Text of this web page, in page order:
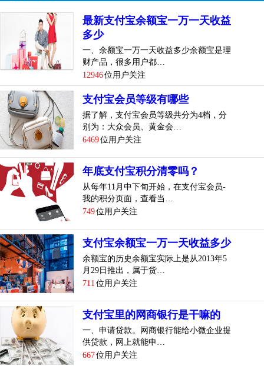
最新支付宝余额宝一万一天收益
多少
一、余额宝一万一天收益多少余额宝是理
财产品，很多用户都…
12946位用户关注
支付宝会员等级有哪些
据了解，支付宝会员等级共分为4档，分
别为：大众会员、黄金会…
6469位用户关注
年底支付宝积分清零吗？
从每年11月中下旬开始，在支付宝会员-
我的积分页面，查看当…
749位用户关注
支付宝余额宝一万一天收益多少
余额宝的历史余额宝实际上是从2013年5
月29日推出，属于货…
711 位用户关注
支付宝里的网商银行是干嘛的
一、申请贷款。网商银行能给小微企业提
供贷款，网上就能申…
667位用户关注